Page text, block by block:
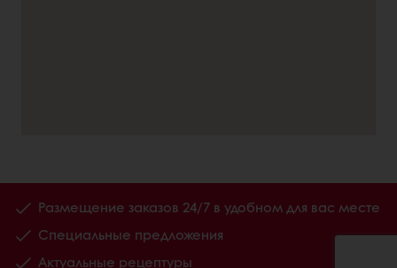
Размещение заказов 24/7 в удобном для вас месте
Специальные предложения
Актуальные рецептуры